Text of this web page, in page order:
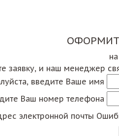
на
заявку, и наш менеджер
введите Ваше имя
Ваш номер телефона
электронной почты